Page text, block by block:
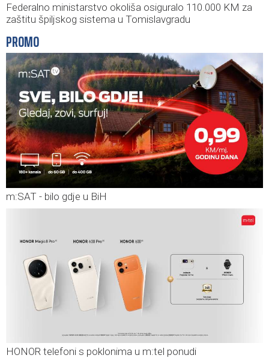
Federalno ministarstvo okoliša osiguralo 110.000 KM za
zaštitu špiljskog sistema u Tomislavgradu
PROMO
m:SAT - bilo gdje u BiH
HONOR telefoni s poklonima u m:tel ponudi